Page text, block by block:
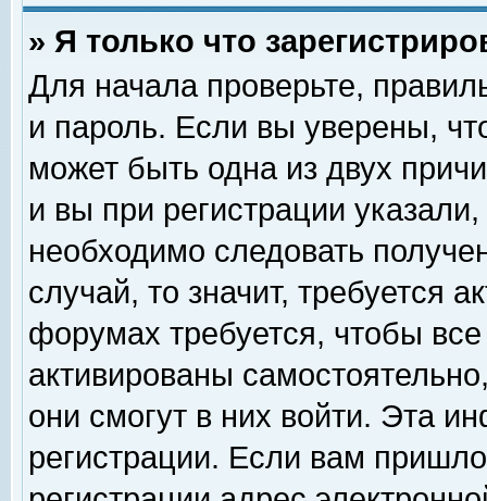
» Я только что
Для начала проверьте,
и пароль. Если вы уверены,
может быть одна из двух
и вы при регистрации
необходимо следовать
случай, то значит, требуется
форумах требуется, чтобы
активированы
они смогут в них войти. Эта
регистрации. Если вам